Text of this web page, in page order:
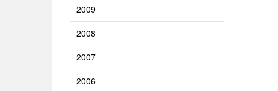
2009
2008
2007
2006